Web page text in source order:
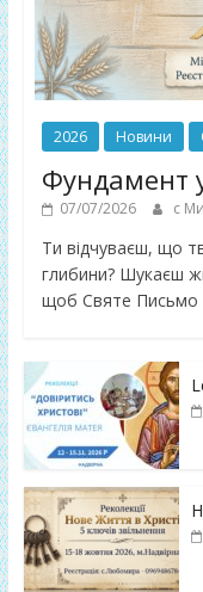
2026 Новини
Фундамент
07/07/2026 с
Ти відчуваєш, що
глибини? Шукаєш
щоб Святе Письмо